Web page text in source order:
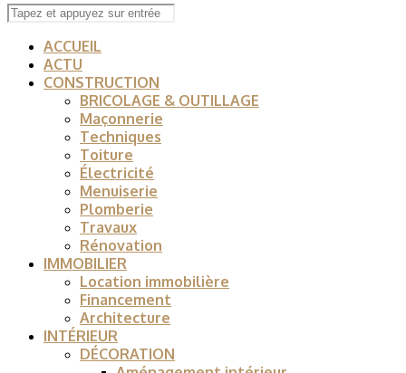
ACCUEIL
ACTU
CONSTRUCTION
BRICOLAGE & OUTILLAGE
Maçonnerie
Techniques
Toiture
Électricité
Menuiserie
Plomberie
Travaux
Rénovation
IMMOBILIER
Location immobilière
Financement
Architecture
INTÉRIEUR
DÉCORATION